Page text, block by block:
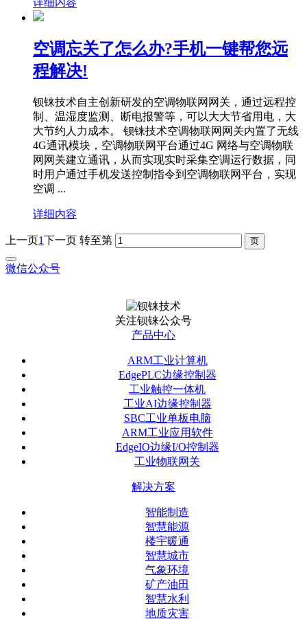
详细内容
空调忘关了怎么办?手机一键帮您远
程解决!
钡铼技术自主创新研发的空调物联网网关，通过远程控
制、温湿度监测、断电报警等，可以大大节省用电，大
大节约人力成本。 钡铼技术空调物联网网关内置了无线
4G通讯模块，空调物联网平台通过4G 网络与空调物联
网网关建立通讯，从而实现实时采集空调运行数据，同
时用户通过手机发送控制指令到空调物联网平台，实现
空调 ...
详细内容
上一页1下一页 转至第
微信公众号
关注钡铼公众号
产品中心
ARM工业计算机
EdgePLC边缘控制器
工业触控一体机
工业AI边缘控制器
SBC工业单板电脑
ARM工业应用软件
EdgeIO边缘I/O控制器
工业物联网关
解决方案
智能制造
智慧能源
楼宇暖通
智慧城市
气象环境
矿产油田
智慧水利
地质灾害